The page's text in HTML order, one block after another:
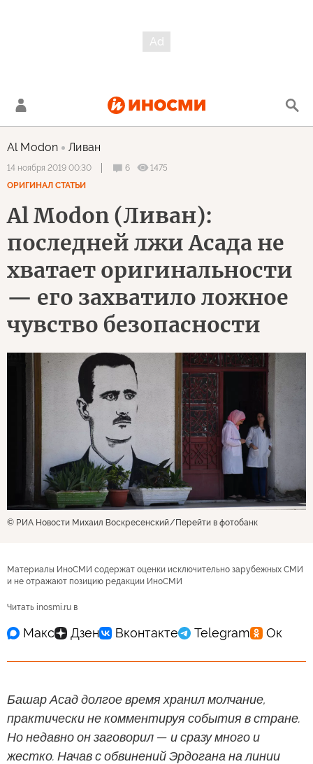
Al Modon Ливан
14 ноября 2019 00:30 6
1475
ОРИГИНАЛ СТАТЬИ
Al Modon (Ливан):
последней лжи Асада не
хватает оригинальности
— его захватило ложное
чувство безопасности
© РИА Новости Михаил Воскресенский Перейти в фотобанк
Материалы ИноСМИ содержат оценки исключительно зарубежных СМИ
и не отражают позицию редакции ИноСМИ
Читать inosmi.ru в
Башар Асад долгое время хранил молчание,
практически не комментируя события в стране.
Но недавно он заговорил — и сразу много и
жестко. Начав с обвинений Эрдогана на линии